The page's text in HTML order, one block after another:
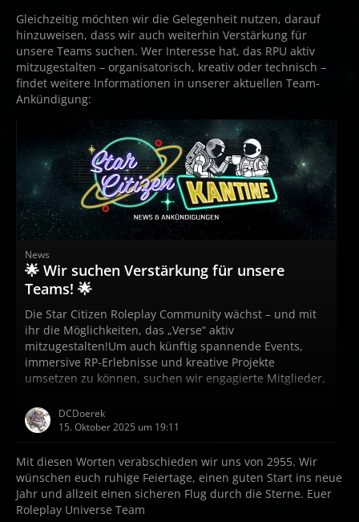
Gleichzeitig möchten wir die Gelegenheit nutzen, darauf
hinzuweisen, dass wir auch weiterhin Verstärkung für
unsere Teams suchen. Wer Interesse hat, das RPU aktiv
mitzugestalten – organisatorisch, kreativ oder technisch –
findet weitere Informationen in unserer aktuellen Team-
Ankündigung:
News
🌟 Wir suchen Verstärkung für unsere
Teams! 🌟
Die Star Citizen Roleplay Community wächst – und mit
ihr die Möglichkeiten, das „Verse“ aktiv
mitzugestalten!Um auch künftig spannende Events,
immersive RP-Erlebnisse und kreative Projekte
umsetzen zu können, suchen wir engagierte Mitglieder,
Leidenschaft für Star Citizen, Organisationstalent oder
kreative Energie mitbringst, findest du bei uns den
mitwirken kannst:🛰️ Admin & Release…
DCDoerek
15. Oktober 2025 um 19:11
Mit diesen Worten verabschieden wir uns von 2955. Wir
wünschen euch ruhige Feiertage, einen guten Start ins neue
Jahr und allzeit einen sicheren Flug durch die Sterne. Euer
Roleplay Universe Team